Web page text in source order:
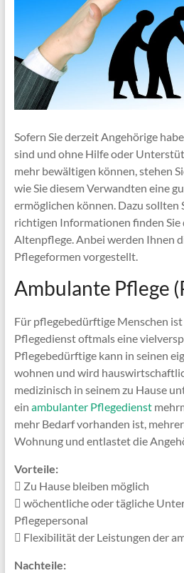
Sofern Sie derzeit Angehörige
sind und ohne Hilfe oder
mehr bewältigen können, stehen
wie Sie diesem Verwandten eine
ermöglichen können. Dazu sollten
richtigen Informationen finden Sie
Altenpflege. Anbei werden Ihnen
Pflegeformen vorgestellt.
Ambulante Pflege
Für pflegebedürftige Menschen
Pflegedienst oftmals eine
Pflegebedürftige kann in seinen
wohnen und wird
medizinisch in seinem zu Hause
ein ambulanter Pflegedienst
mehr Bedarf vorhanden ist,
Wohnung und entlastet die
Vorteile:
Zu Hause bleiben möglich
wöchentliche oder tägliche
Pflegepersonal
Flexibilität der Leistungen der
Nachteile: